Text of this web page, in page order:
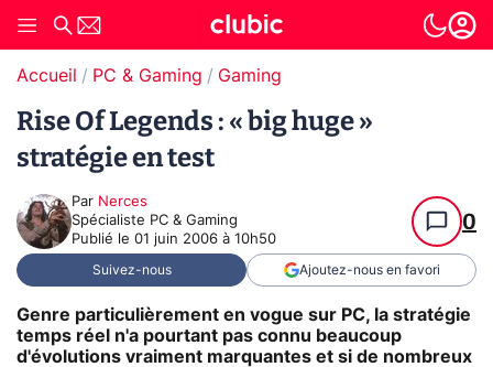
Accueil PC & Gaming Gaming
Rise Of Legends : « big huge »
stratégie en test
Par Nerces
Spécialiste PC & Gaming
Publié le 01 juin 2006 à 10h50
0
Suivez-nous Ajoutez-nous en favori
Genre particulièrement en vogue sur PC, la stratégie
temps réel n'a pourtant pas connu beaucoup
d'évolutions vraiment marquantes et si de nombreux